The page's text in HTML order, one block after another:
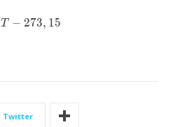
T − 273, 15
Twitter